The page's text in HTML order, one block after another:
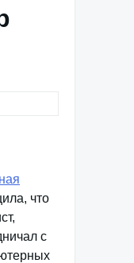
что
с